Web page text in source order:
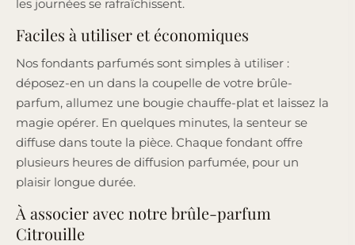
les journées se rafraîchissent.
Faciles à utiliser et économiques
Nos fondants parfumés sont simples à utiliser :
déposez-en un dans la coupelle de votre brûle-
parfum, allumez une bougie chauffe-plat et laissez la
magie opérer. En quelques minutes, la senteur se
diffuse dans toute la pièce. Chaque fondant offre
plusieurs heures de diffusion parfumée, pour un
plaisir longue durée.
À associer avec notre brûle-parfum
Citrouille